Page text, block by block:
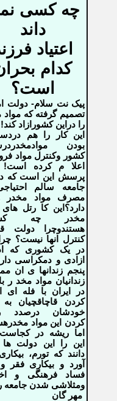
چه کسی
داند
اعتیاد
کدام
است؟
پیک نت سلام- دولت
تصمیم گرفته که مواد
را دراین کشورازاد
این کار را هم
بودن
کشور وکنترل مواد
اعلا م کرده
پرسش این است که
جامعه سالم
مصرف مواد مخدر
دارد؟این کا رتل های
مخدر چه
هستندوچرا دولت
کنترل انها نیست؟ چرا
در یک کشوری که
ازادی و دمکراسی
پنجم زندانها ی ان
زندانیان مواد مخد ر
در ایران با فله ای
کردن قاچاقچیان
خودشان درصدد
کردن این مواد
اما ریشه در
این را این دولت
دانند که تورم،
آورد و بیکاری فقر
فساد فرهنگی و
ومثلاشی شدن جامعه
مهر گان